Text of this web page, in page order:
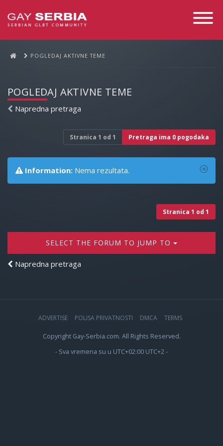
Toggle
POGLEDAJ AKTIVNE TEME
POGLEDAJ AKTIVNE TEME
Napredna pretraga
Stranica 1 od 1 Pretraga ima 0 pogodaka
Information: Nema rezultata.
Stranica 1 od 1
SELECT THE FORUM TO JUMP TO
Napredna pretraga
ADVERTISE POLISA PRIVATNOSTI DMCA TERMS
Copyright Gay-Serbia.com. All Rights Reserved.
- Sva vremena su u UTC+02:00 UTC+2 -